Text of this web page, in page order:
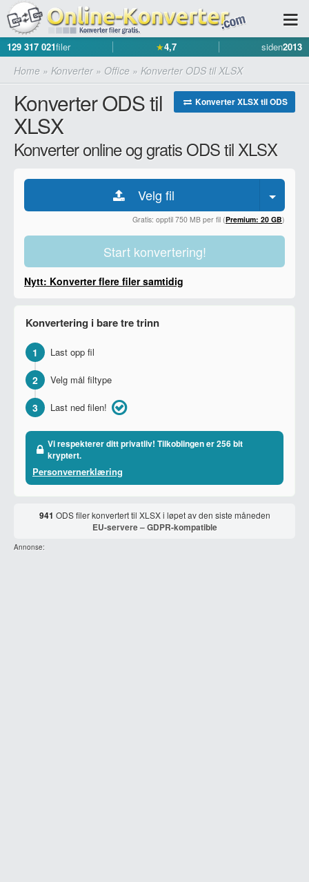
129 317 021filer ★4,7 siden2013
Home » Konverter» Office » Konverter ODS til XLSX
Konverter XLSX til ODS
Konverter ODS til
XLSX
Konverter online og gratis ODS til XLSX
Velg fil
Gratis: opptil 750 MB per fil (Premium: 20 GB)
Start konvertering!
Nytt: Konverter flere filer samtidig
Konvertering i bare tre trinn
1 Last opp fil
2 Velg mål filtype
3 Last ned filen!
Vi respekterer ditt privatliv! Tilkoblingen er 256 bit
kryptert.
Personvernerklæring
941 ODS filer konvertert til XLSX i løpet av den siste måneden
EU-servere – GDPR-kompatible
Annonse: